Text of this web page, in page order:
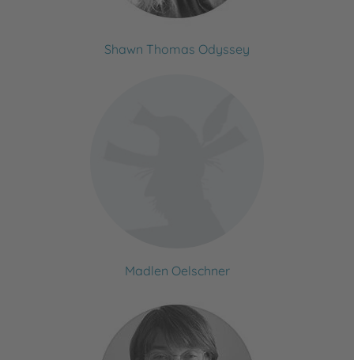
Shawn Thomas Odyssey
Madlen Oelschner